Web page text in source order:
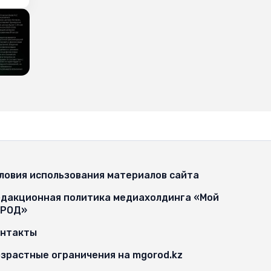
использования материалов сайта
политика медиахолдинга «Мой
ограничения на mgorod.kz